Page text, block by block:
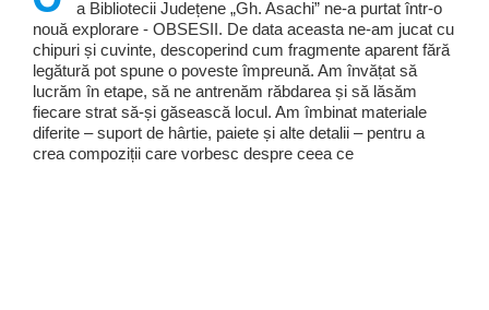
a Bibliotecii Județene „Gh. Asachi” ne-a purtat într-o
nouă explorare - OBSESII. De data aceasta ne-am jucat cu
chipuri și cuvinte, descoperind cum fragmente aparent fără
legătură pot spune o poveste împreună. Am învățat să
lucrăm în etape, să ne antrenăm răbdarea și să lăsăm
fiecare strat să-și găsească locul. Am îmbinat materiale
diferite – suport de hârtie, paiete și alte detalii – pentru a
crea compoziții care vorbesc despre ceea ce